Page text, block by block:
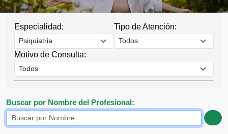
Especialidad: Tipo de Atención:
Motivo de Consulta:
Buscar por Nombre del Profesional: